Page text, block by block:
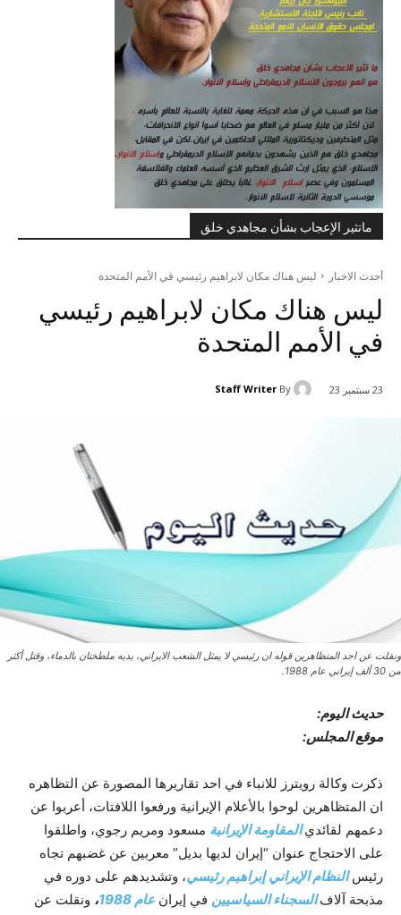
ماتثير الإعجاب بشأن مجاهدي خلق
أحدث الاخبار ليس هناك مکان لابراهيم رئيسي في الأمم المتحدة
ليس هناك مکان لابراهيم رئيسي
في الأمم المتحدة
23 سبتمبر 23 By
Staff Writer
ونقلت عن احد المتظاهرين قوله ان رئيسي لا يمثل الشعب الايراني، يديه ملطختان بالدماء، وقتل أكثر
من 30 ألف إيراني عام 1988.
حدیث الیوم:
موقع المجلس:
ذكرت وكالة رويترز للانباء في احد تقاريرها المصورة عن التظاهره
ان المتظاهرين لوحوا بالأعلام الإيرانية ورفعوا اللافتات، أعربوا عن
دعمهم لقائديالمقاومة الإيرانية مسعود ومريم رجوي، واطلقوا
على الاحتجاج عنوان “إيران لديها بديل” معربين عن غضبهم تجاه
رئيسالنظام الإيراني إبراهيم رئيسي، وتشديدهم على دوره في
مذبحة آلافالسجناء السياسيين في إيران عام 1988 ، ونقلت عن